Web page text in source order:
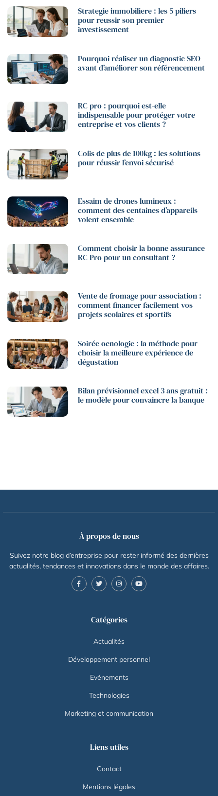
Strategie immobiliere : les 5 piliers
pour reussir son premier
investissement
Pourquoi réaliser un diagnostic SEO
avant d’améliorer son référencement
RC pro : pourquoi est-elle
indispensable pour protéger votre
entreprise et vos clients ?
Colis de plus de 100kg : les solutions
pour réussir l’envoi sécurisé
Essaim de drones lumineux :
comment des centaines d’appareils
volent ensemble
Comment choisir la bonne assurance
RC Pro pour un consultant ?
Vente de fromage pour association :
comment financer facilement vos
projets scolaires et sportifs
Soirée oenologie : la méthode pour
choisir la meilleure expérience de
dégustation
Bilan prévisionnel excel 3 ans gratuit :
le modèle pour convaincre la banque
À propos de nous
Suivez notre blog d’entreprise pour rester informé des dernières
actualités, tendances et innovations dans le monde des affaires.
Catégories
Actualités
Développement personnel
Evénements
Technologies
Marketing et communication
Liens utiles
Contact
Mentions légales